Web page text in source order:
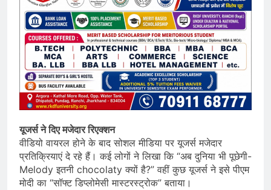
यूजर्स ने दिए मजेदार रिएक्शन
वीडियो वायरल होने के बाद सोशल मीडिया पर यूजर्स मजेदार
प्रतिक्रियाएं दे रहे हैं। कई लोगों ने लिखा कि “अब दुनिया भी पूछेगी-
Melody इतनी chocolaty क्यों है?” वहीं कुछ यूजर्स ने इसे पीएम
मोदी का “सॉफ्ट डिप्लोमेसी मास्टरस्ट्रोक” बताया।